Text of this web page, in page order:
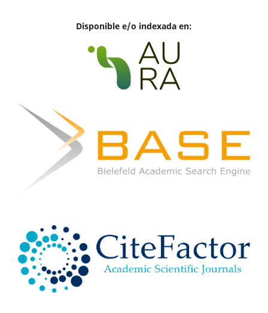
Disponible e/o indexada en: